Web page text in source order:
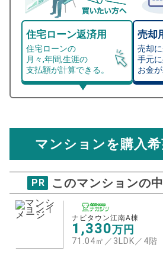
住宅ローン返済用
住宅ローンの
月々,年間,生涯の
支払額が計算できる。
売却
売却
手元
お金が
総支払額シミュ
計算できます。
物件価格
ご希望の
マンション売却シ
から売却にかかる諸経費が自動で
金額がわかります。
ナビタウン江南A棟
試算条件 76㎡・7階
推定売却価格：1338万
マンションを購入
PR このマンションの
ナビタウン江南A棟
1,330万円
71.04㎡／3LDK ／ 4階